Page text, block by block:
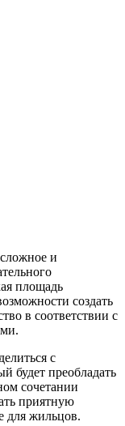
и
площадь
создать
в соответствии с
с
будет преобладать
сочетании
приятную
для жильцов.